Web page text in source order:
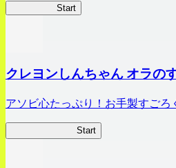
Start
クレヨンしんちゃん オラの
アソビ心たっぷり！お手製すごろ
Start